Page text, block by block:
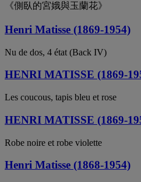
《側臥的宮娥與玉蘭花》
Henri Matisse (1869-1954)
Nu de dos, 4 état (Back IV)
HENRI MATISSE (1869-
Les coucous, tapis bleu et rose
HENRI MATISSE (1869-
Robe noire et robe violette
Henri Matisse (1868-1954)